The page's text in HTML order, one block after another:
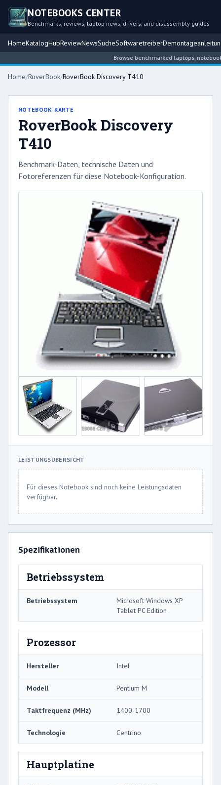
NOTEBOOKS CENTER
Benchmarks, reviews, laptop news, drivers, and disassembly guides
HomeKatalogHubReviewNewsSucheSoftwaretreiber
Browse benchmarked laptops,
Home/RoverBook/RoverBook Discovery T410
NOTEBOOK-KARTE
RoverBook Discovery
T410
Benchmark-Daten, technische Daten und
Fotoreferenzen für diese Notebook-Konfiguration.
LEISTUNGSÜBERSICHT
Für dieses Notebook sind noch keine Leistungsdaten
verfügbar.
Spezifikationen
Betriebssystem
Betriebssystem
Microsoft Windows XP
Tablet PC Edition
Prozessor
Hersteller Intel
Modell Pentium M
Taktfrequenz (MHz) 1400-1700
Technologie Centrino
Hauptplatine